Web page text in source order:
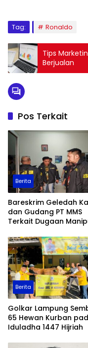
Tag: Ronaldo
Tips
Berjualan
Pos Terkait
Berita
Bareskrim Geledah
dan Gudang PT MMS
Terkait Dugaan
Berita
Golkar Lampung
65 Hewan Kurban
Iduladha 1447 Hijriah